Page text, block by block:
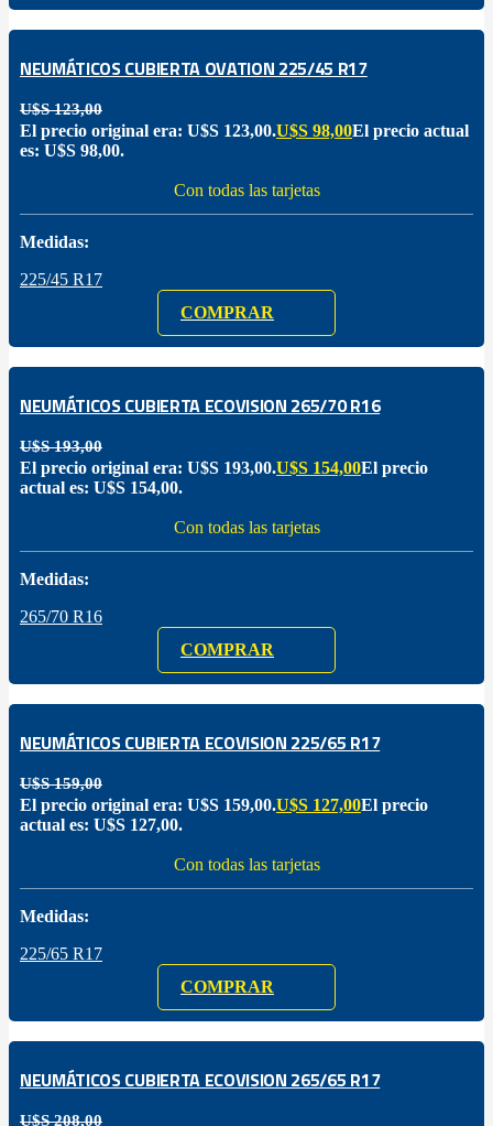
NEUMÁTICOS CUBIERTA OVATION 225/45 R17
U$S123,00
El precio original era: U$S 123,00.U$S 98,00El precio actual
es: U$S 98,00.
Con todas las tarjetas
Medidas:
225/45 R17
COMPRAR
NEUMÁTICOS CUBIERTA ECOVISION 265/70 R16
U$S193,00
El precio original era: U$S 193,00.U$S 154,00El precio
actual es: U$S 154,00.
Con todas las tarjetas
Medidas:
265/70 R16
COMPRAR
NEUMÁTICOS CUBIERTA ECOVISION 225/65 R17
U$S159,00
El precio original era: U$S 159,00.U$S 127,00El precio
actual es: U$S 127,00.
Con todas las tarjetas
Medidas:
225/65 R17
COMPRAR
NEUMÁTICOS CUBIERTA ECOVISION 265/65 R17
U$S208,00